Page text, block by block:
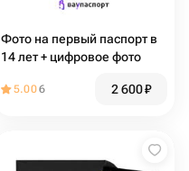
Фото на первый паспорт в
14 лет + цифровое фото
5.006 2 600₽